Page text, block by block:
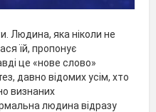
Людина, яка ніколи не
їй, пропонує
це «нове слово»
давно відомих усім, хто
визнаних
людина відразу